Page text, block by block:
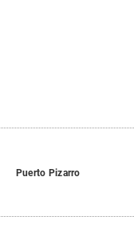
Puerto Pizarro